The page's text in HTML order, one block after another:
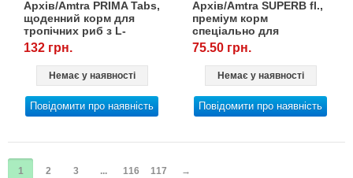
Архів/Amtra PRIMA Tabs,
щоденний корм для
тропічних риб з L-
карнитиїном, 100 мл/60 г
132 грн.
Немає у наявності
Повідомити про наявність
Архів/Amtra SUPERB fl.,
преміум корм
спеціально для
тропічних риб, 100
мл/20 г
75.50 грн.
Немає у наявності
Повідомити про наявність
1 2 3 ... 116 117 →